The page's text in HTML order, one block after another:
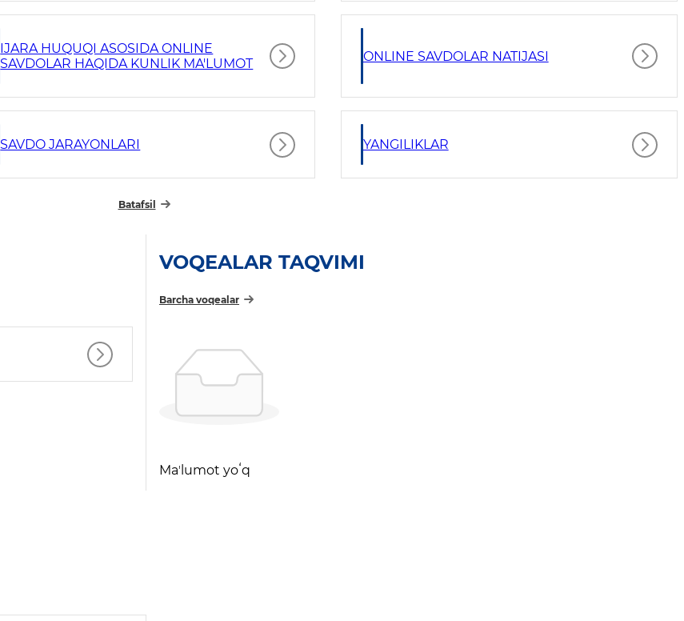
IJARA HUQUQI ASOSIDA ONLINE
SAVDOLAR HAQIDA KUNLIK MA'LUMOT
ONLINE SAVDOLAR NATIJASI
SAVDO JARAYONLARI YANGILIKLAR
Batafsil
VOQEALAR TAQVIMI
Barcha voqealar
Maʼlumot yoʻq